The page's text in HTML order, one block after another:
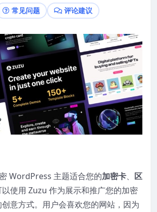
常见问题 评论建议
WordPress 主题适合您的加密卡、 区
使用 Zuzu 作为展示和推广您的加密
意方式。用户会喜欢您的网站，因为